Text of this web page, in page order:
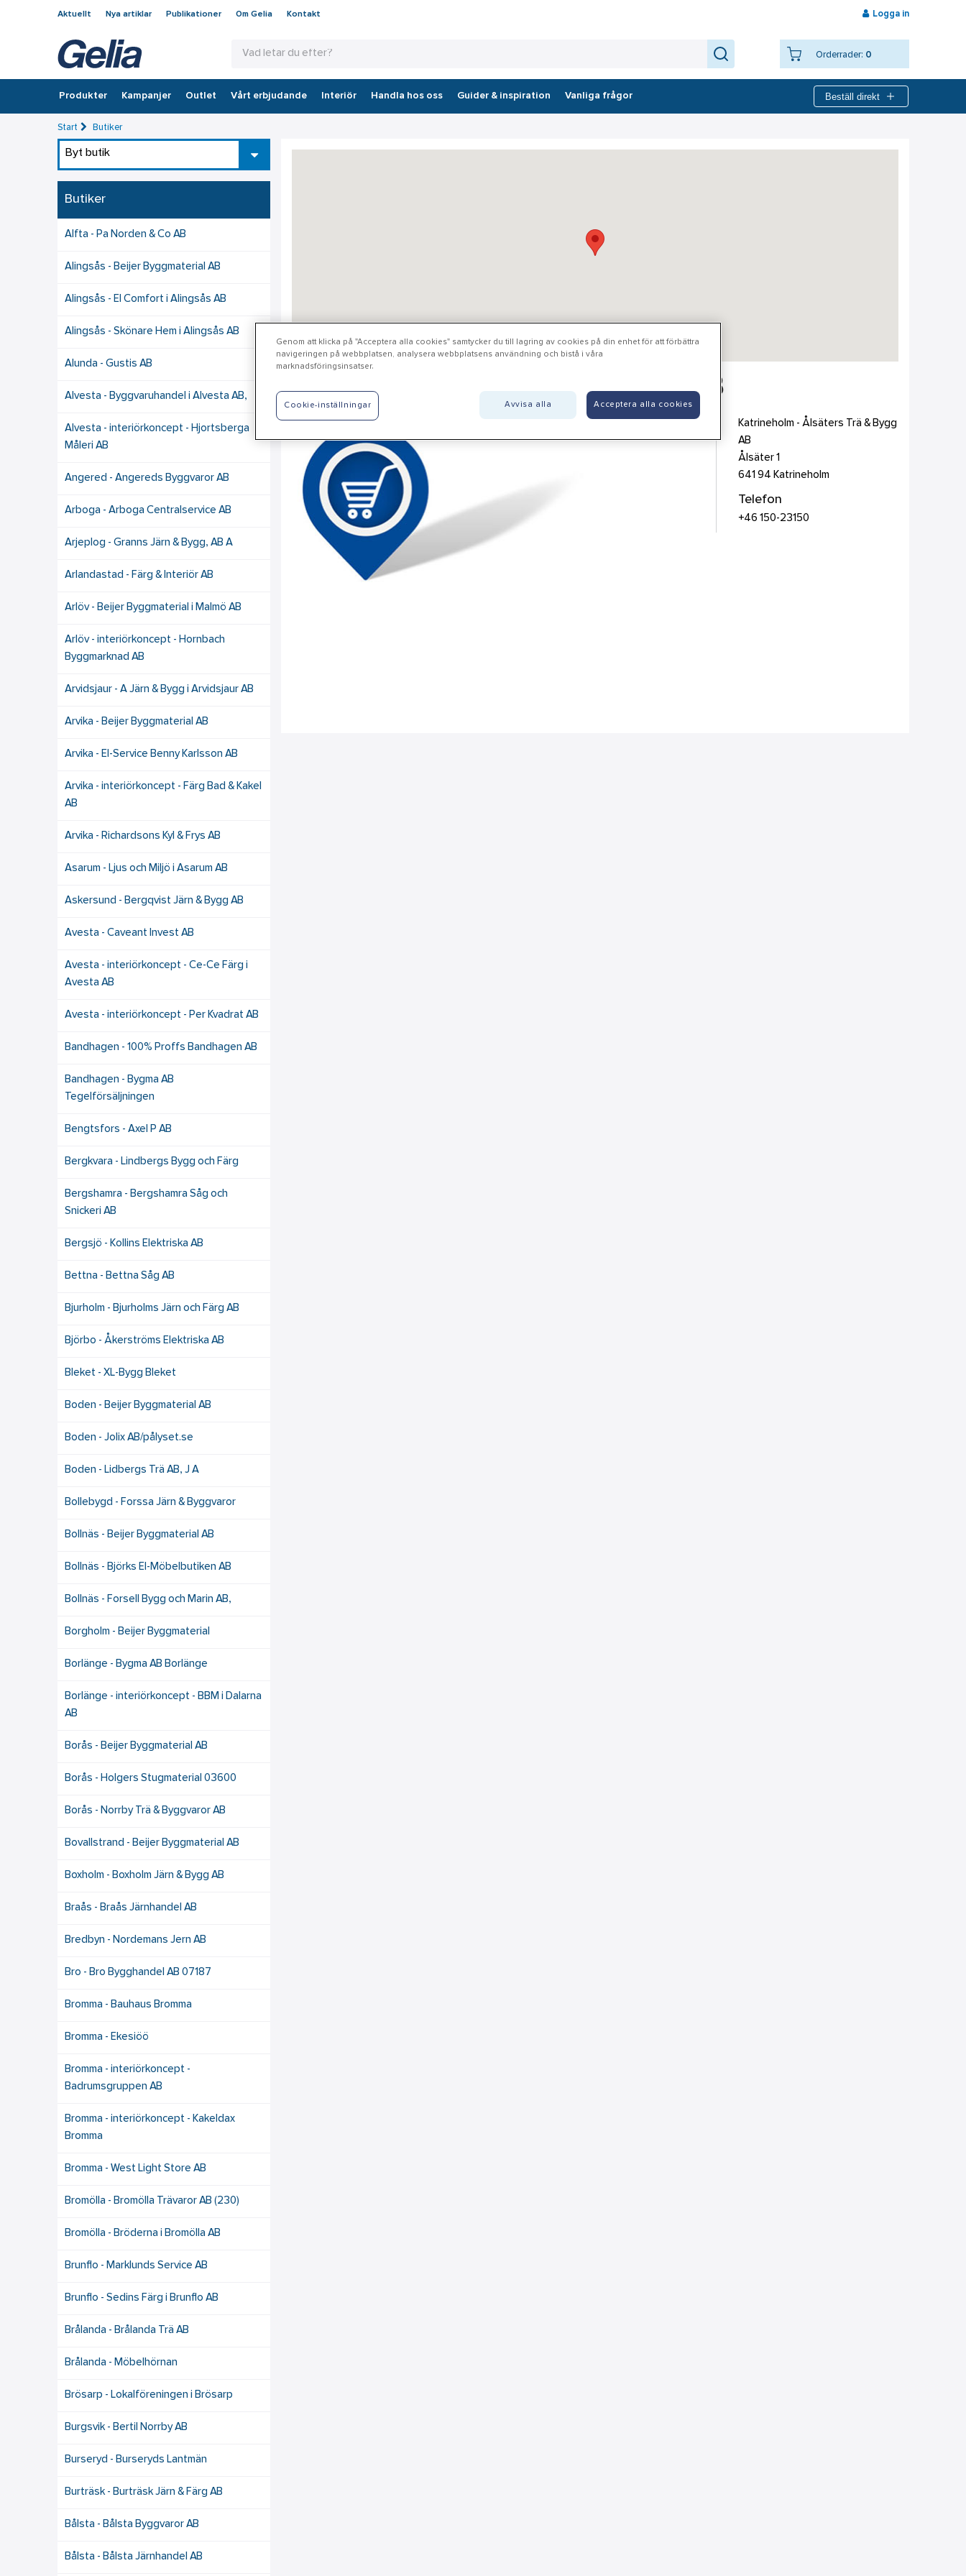
Aktuellt Nya artiklar Publikationer Om Gelia Kontakt Logga in
Orderrader: 0
Produkter Kampanjer Outlet Vårt erbjudande Interiör Handla hos oss Guider & inspiration Vanliga frågor Beställ direkt
Start Butiker
Byt butik
Butiker
Alfta - Pa Norden & Co AB
Alingsås - Beijer Byggmaterial AB
Alingsås - El Comfort i Alingsås AB
Alingsås - Skönare Hem i Alingsås AB
Alunda - Gustis AB
Alvesta - Byggvaruhandel i Alvesta AB,
Alvesta - interiörkoncept - Hjortsberga
Måleri AB
Angered - Angereds Byggvaror AB
Arboga - Arboga Centralservice AB
Arjeplog - Granns Järn & Bygg, AB A
Arlandastad - Färg & Interiör AB
Arlöv - Beijer Byggmaterial i Malmö AB
Arlöv - interiörkoncept - Hornbach
Byggmarknad AB
Arvidsjaur - A Järn & Bygg i Arvidsjaur AB
Arvika - Beijer Byggmaterial AB
Arvika - El-Service Benny Karlsson AB
Arvika - interiörkoncept - Färg Bad & Kakel
AB
Arvika - Richardsons Kyl & Frys AB
Asarum - Ljus och Miljö i Asarum AB
Askersund - Bergqvist Järn & Bygg AB
Avesta - Caveant Invest AB
Avesta - interiörkoncept - Ce-Ce Färg i
Avesta AB
Avesta - interiörkoncept - Per Kvadrat AB
Bandhagen - 100% Proffs Bandhagen AB
Bandhagen - Bygma AB
Tegelförsäljningen
Bengtsfors - Axel P AB
Bergkvara - Lindbergs Bygg och Färg
Bergshamra - Bergshamra Såg och
Snickeri AB
Bergsjö - Kollins Elektriska AB
Bettna - Bettna Såg AB
Bjurholm - Bjurholms Järn och Färg AB
Björbo - Åkerströms Elektriska AB
Bleket - XL-Bygg Bleket
Boden - Beijer Byggmaterial AB
Boden - Jolix AB/pålyset.se
Boden - Lidbergs Trä AB, J A
Bollebygd - Forssa Järn & Byggvaror
Bollnäs - Beijer Byggmaterial AB
Bollnäs - Björks El-Möbelbutiken AB
Bollnäs - Forsell Bygg och Marin AB,
Borgholm - Beijer Byggmaterial
Borlänge - Bygma AB Borlänge
Borlänge - interiörkoncept - BBM i Dalarna
AB
Borås - Beijer Byggmaterial AB
Borås - Holgers Stugmaterial 03600
Borås - Norrby Trä & Byggvaror AB
Bovallstrand - Beijer Byggmaterial AB
Boxholm - Boxholm Järn & Bygg AB
Braås - Braås Järnhandel AB
Bredbyn - Nordemans Jern AB
Bro - Bro Bygghandel AB 07187
Bromma - Bauhaus Bromma
Bromma - Ekesiöö
Bromma - interiörkoncept -
Badrumsgruppen AB
Bromma - interiörkoncept - Kakeldax
Bromma
Bromma - West Light Store AB
Bromölla - Bromölla Trävaror AB (230)
Bromölla - Bröderna i Bromölla AB
Brunflo - Marklunds Service AB
Brunflo - Sedins Färg i Brunflo AB
Brålanda - Brålanda Trä AB
Brålanda - Möbelhörnan
Brösarp - Lokalföreningen i Brösarp
Burgsvik - Bertil Norrby AB
Burseryd - Burseryds Lantmän
Burträsk - Burträsk Järn & Färg AB
Bålsta - Bålsta Byggvaror AB
Bålsta - Bålsta Järnhandel AB
Katrineholm - Ålsäters Trä & Bygg AB
Katrineholm - Ålsäters Trä & Bygg
AB
Ålsäter 1
641 94 Katrineholm
Telefon
+46 150-23150
Genom att klicka på "Acceptera alla cookies" samtycker du till lagring av cookies på din enhet för att förbättra
navigeringen på webbplatsen, analysera webbplatsens användning och bistå i våra
marknadsföringsinsatser.
Avvisa alla Acceptera alla cookies
Cookie-inställningar